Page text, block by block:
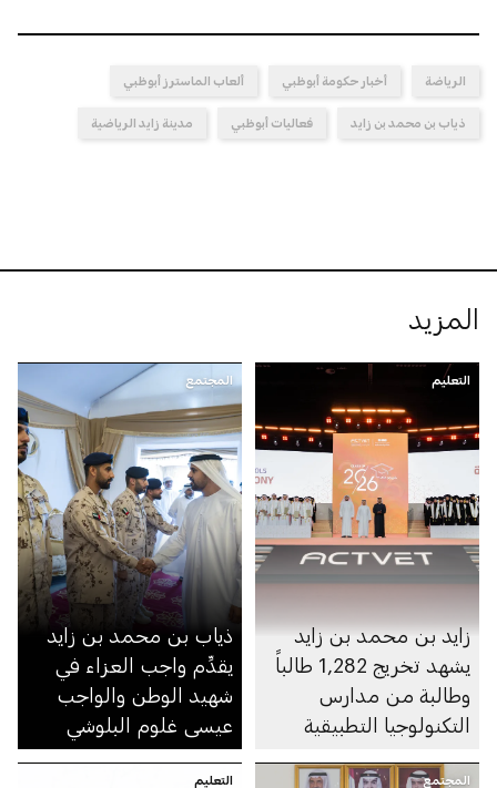
الرياضة أخبار حكومة أبوظبي ألعاب الماسترز أبوظبي
ذياب بن محمد بن زايد فعاليات أبوظبي مدينة زايد الرياضية
المزيد
التعليم
زايد بن محمد بن زايد
يشهد تخريج 1,282 طالباً
وطالبة من مدارس
التكنولوجيا التطبيقية
المجتمع
ذياب بن محمد بن زايد
يقدِّم واجب العزاء في
شهيد الوطن والواجب
عيسى غلوم البلوشي
المجتمع التعليم